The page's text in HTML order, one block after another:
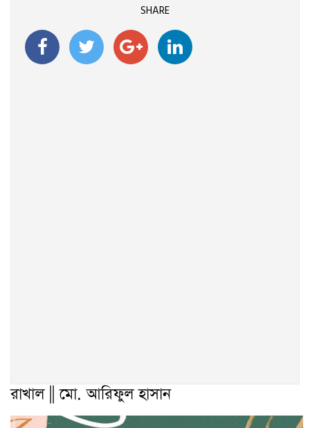
SHARE
রাখাল || মো. আরিফুল হাসান